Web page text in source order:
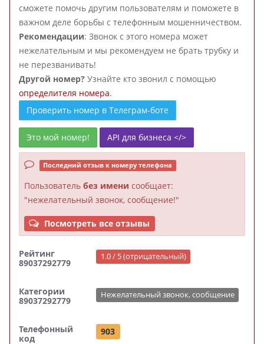
сможете помочь другим пользователям и поможете в
важном деле борьбы с телефонным мошенничеством.
Рекомендации: Звонок с этого номера может
нежелательным и мы рекомендуем не брать трубку и
не перезванивать!
Другой номер? Узнайте кто звонил с помощью
определителя номера.
Проверить номер в Телеграм-боте
Это мой номер! API для бизнеса </>
Последний отзыв к номеру телефона
Пользователь без имени сообщает:
"нежелательный звонок, сообщение!"
Посмотреть все отзывы
Рейтинг
89037292779
1.0 / 5 (отрицательный)
Категории
89037292779
Нежелательный звонок, сообщение
Телефонный
код
903